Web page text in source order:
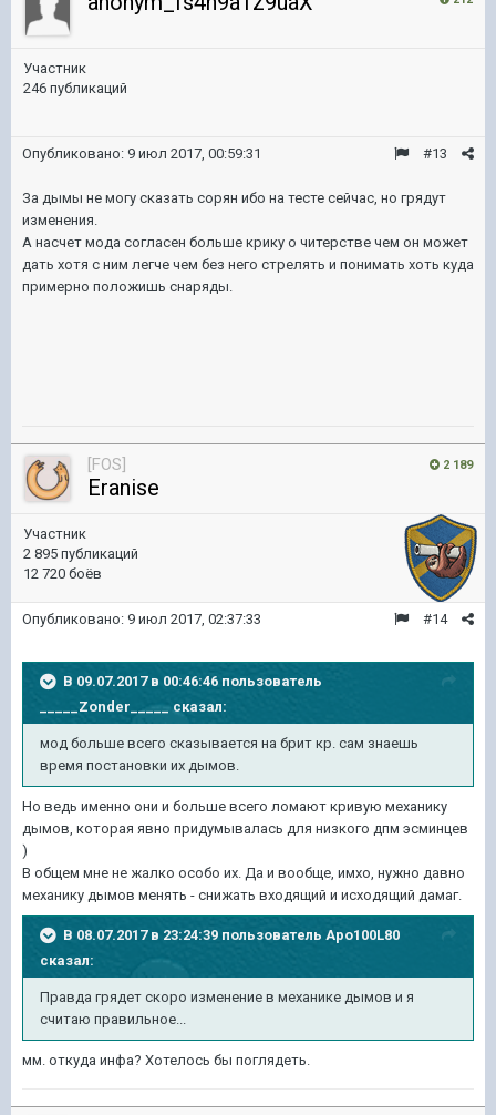
Участник
246 публикаций
#13
Опубликовано: 9 июл 2017, 00:59:31
За дымы не могу сказать сорян ибо на тесте сейчас, но грядут
изменения.
А насчет мода согласен больше крику о читерстве чем он может
дать хотя с ним легче чем без него стрелять и понимать хоть куда
примерно положишь снаряды.
2 189
[FOS]
Eranise
Участник
2 895 публикаций
12 720 боёв
#14
Опубликовано: 9 июл 2017, 02:37:33
В 09.07.2017 в 00:46:46 пользователь
_____Zonder_____ сказал:
мод больше всего сказывается на брит кр. сам знаешь
время постановки их дымов.
Но ведь именно они и больше всего ломают кривую механику
дымов, которая явно придумывалась для низкого дпм эсминцев
)
В общем мне не жалко особо их. Да и вообще, имхо, нужно давно
механику дымов менять - снижать входящий и исходящий дамаг.
В 08.07.2017 в 23:24:39 пользователь Apo100L80
сказал:
Правда грядет скоро изменение в механике дымов и я
считаю правильное...
мм. откуда инфа? Хотелось бы поглядеть.